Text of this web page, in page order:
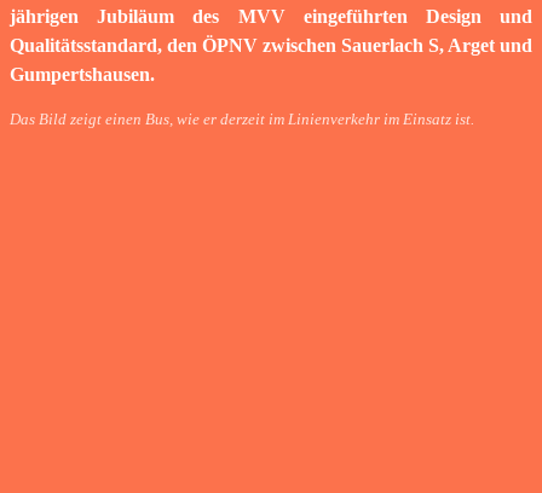
jährigen Jubiläum des MVV eingeführten Design und
Qualitätsstandard, den ÖPNV zwischen Sauerlach S, Arget und
Gumpertshausen.
Das Bild zeigt einen Bus, wie er derzeit im Linienverkehr im Einsatz ist.